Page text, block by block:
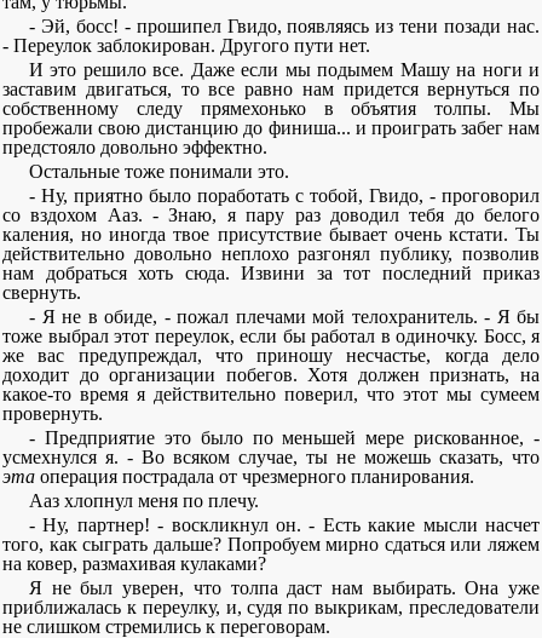
- Эй, босс! - прошипел Гвидо, появляясь из тени позади нас.
- Переулок заблокирован. Другого пути нет.
И это решило все. Даже если мы подымем Машу на ноги и
заставим двигаться, то все равно нам придется вернуться по
собственному следу прямехонько в объятия толпы. Мы
пробежали свою дистанцию до финиша... и проиграть забег нам
предстояло довольно эффектно.
Остальные тоже понимали это.
- Ну, приятно было поработать с тобой, Гвидо, - проговорил
со вздохом Ааз. - Знаю, я пару раз доводил тебя до белого
каления, но иногда твое присутствие бывает очень кстати. Ты
действительно довольно неплохо разгонял публику, позволив
нам добраться хоть сюда. Извини за тот последний приказ
свернуть.
- Я не в обиде, - пожал плечами мой телохранитель. - Я бы
тоже выбрал этот переулок, если бы работал в одиночку. Босс, я
же вас предупреждал, что приношу несчастье, когда дело
доходит до организации побегов. Хотя должен признать, на
какое-то время я действительно поверил, что этот мы сумеем
провернуть.
- Предприятие это было по меньшей мере рискованное, -
усмехнулся я. - Во всяком случае, ты не можешь сказать, что
эта операция пострадала от чрезмерного планирования.
Ааз хлопнул меня по плечу.
- Ну, партнер! - воскликнул он. - Есть какие мысли насчет
того, как сыграть дальше? Попробуем мирно сдаться или ляжем
на ковер, размахивая кулаками?
Я не был уверен, что толпа даст нам выбирать. Она уже
приближалась к переулку, и, судя по выкрикам, преследователи
не слишком стремились к переговорам.